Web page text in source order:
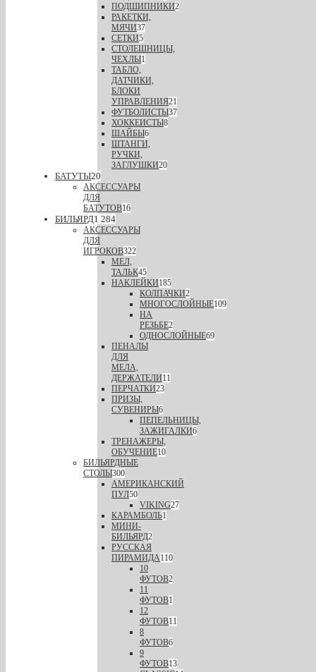
ПОДШИПНИКИ2
РАКЕТКИ,
МЯЧИ37
СЕТКИ5
СТОЛЕШНИЦЫ,
ЧЕХЛЫ1
ТАБЛО,
ДАТЧИКИ,
БЛОКИ
УПРАВЛЕНИЯ21
ФУТБОЛИСТЫ37
ХОККЕИСТЫ8
ШАЙБЫ6
ШТАНГИ,
РУЧКИ,
ЗАГЛУШКИ20
БАТУТЫ20
АКСЕССУАРЫ
ДЛЯ
БАТУТОВ16
БИЛЬЯРД1 284
АКСЕССУАРЫ
ДЛЯ
ИГРОКОВ322
МЕЛ,
ТАЛЬК45
НАКЛЕЙКИ185
КОЛПАЧКИ2
МНОГОСЛОЙНЫЕ109
НА
РЕЗЬБЕ2
ОДНОСЛОЙНЫЕ69
ПЕНАЛЫ
ДЛЯ
МЕЛА,
ДЕРЖАТЕЛИ11
ПЕРЧАТКИ23
ПРИЗЫ,
СУВЕНИРЫ6
ПЕПЕЛЬНИЦЫ,
ЗАЖИГАЛКИ6
ТРЕНАЖЕРЫ,
ОБУЧЕНИЕ10
БИЛЬЯРДНЫЕ
СТОЛЫ300
АМЕРИКАНСКИЙ
ПУЛ50
VIKING27
КАРАМБОЛЬ1
МИНИ-
БИЛЬЯРД2
РУССКАЯ
ПИРАМИДА110
10
ФУТОВ2
11
ФУТОВ1
12
ФУТОВ11
8
ФУТОВ6
9
ФУТОВ13